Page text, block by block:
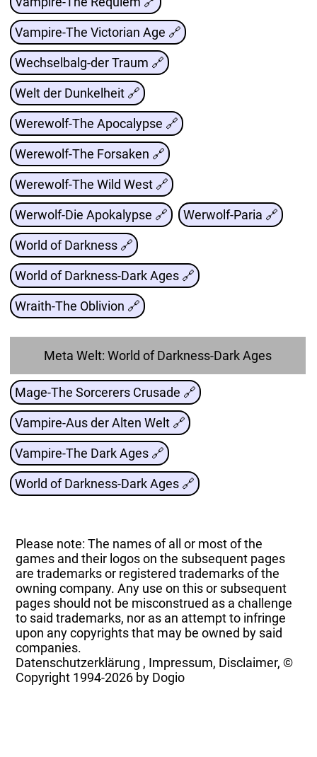
Vampire-The Victorian Age 🔗
Wechselbalg-der Traum 🔗
Welt der Dunkelheit 🔗
Werewolf-The Apocalypse 🔗
Werewolf-The Forsaken 🔗
Werewolf-The Wild West 🔗
Werwolf-Die Apokalypse 🔗 Werwolf-Paria 🔗
World of Darkness 🔗
World of Darkness-Dark Ages 🔗
Wraith-The Oblivion 🔗
Meta Welt: World of Darkness-Dark Ages
Mage-The Sorcerers Crusade 🔗
Vampire-Aus der Alten Welt 🔗
Vampire-The Dark Ages 🔗
World of Darkness-Dark Ages 🔗
Please note: The names of all or most of the
games and their logos on the subsequent pages
are trademarks or registered trademarks of the
owning company. Any use on this or subsequent
pages should not be misconstrued as a challenge
to said trademarks, nor as an attempt to infringe
upon any copyrights that may be owned by said
companies.
Datenschutzerklärung , Impressum, Disclaimer, ©
Copyright 1994-2026 by Dogio